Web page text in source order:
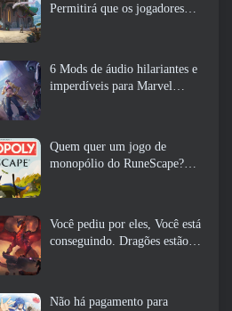
Permitirá que os jogadores
6 Mods de áudio hilariantes e
imperdíveis para Marvel
Quem quer um jogo de
monopólio do RuneScape?
Você pediu por eles, Você está
conseguindo. Dragões estão
Não há pagamento para